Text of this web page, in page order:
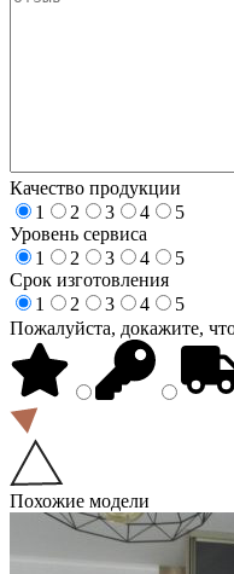
Качество продукции
1
2 3 4
5
Уровень сервиса
1
2 3 4
5
Срок изготовления
1
2 3 4
5
Пожалуйста, докажите,
Похожие модели